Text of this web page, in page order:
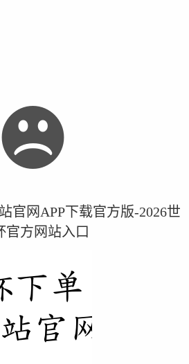
官网APP下载官方版-2026世
官方网站入口